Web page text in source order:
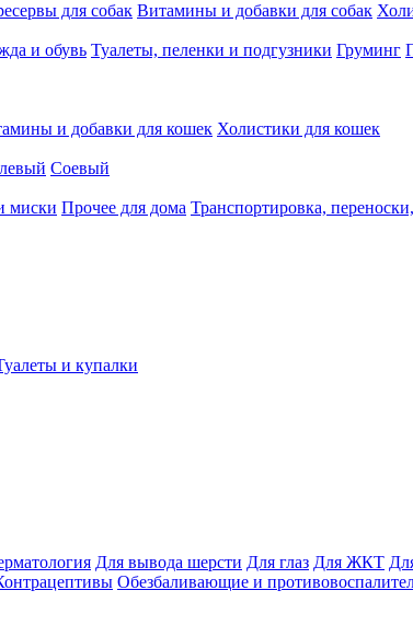
для собак Витамины и добавки для собак
и обувь Туалеты, пеленки и подгузники Груминг
и добавки для кошек Холистики для кошек
Соевый
миски Прочее для дома Транспортировка,
и купалки
Для вывода шерсти Для глаз Для ЖКТ
Обезбаливающие и